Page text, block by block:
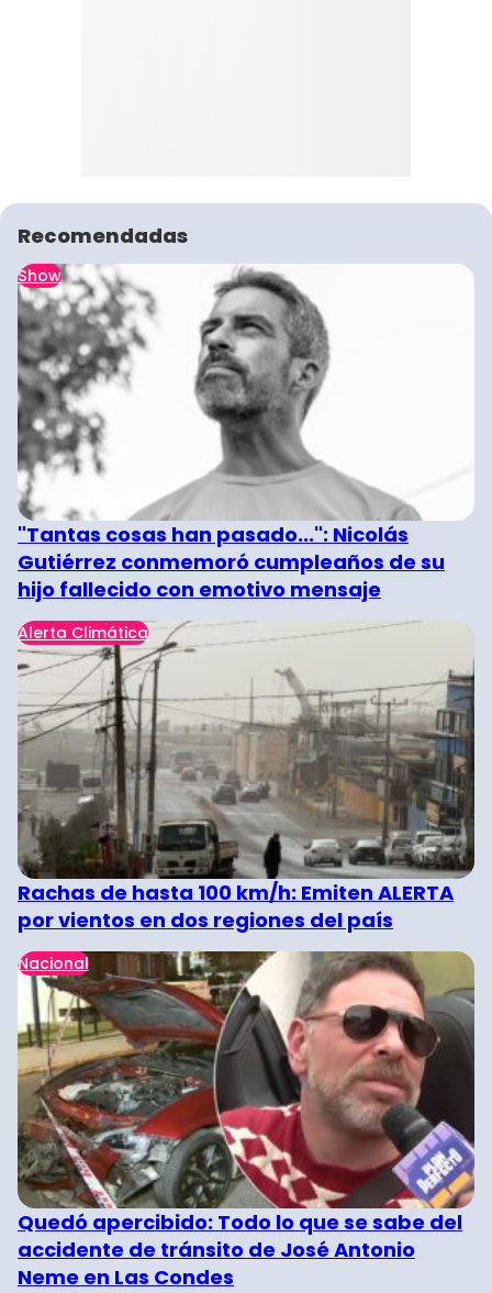
Recomendadas
Show
"Tantas cosas han pasado...": Nicolás
Gutiérrez conmemoró cumpleaños de su
hijo fallecido con emotivo mensaje
Alerta Climática
Rachas de hasta 100 km/h: Emiten ALERTA
por vientos en dos regiones del país
Nacional
Quedó apercibido: Todo lo que se sabe del
accidente de tránsito de José Antonio
Neme en Las Condes